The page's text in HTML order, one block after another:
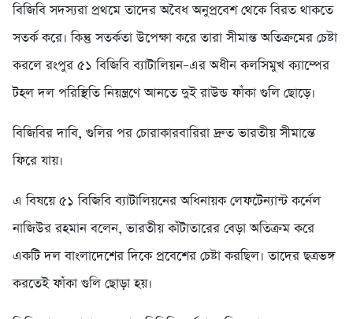
বিজিবি সদস্যরা প্রথমে তাদের অবৈধ অনুপ্রবেশ থেকে বিরত থাকতে
সতর্ক করে। কিন্তু সতর্কতা উপেক্ষা করে তারা সীমান্ত অতিক্রমের চেষ্টা
করলে রংপুর ৫১ বিজিবি ব্যাটালিয়ন–এর অধীন কলসিমুখ ক্যাম্পের
টহল দল পরিস্থিতি নিয়ন্ত্রণে আনতে দুই রাউন্ড ফাঁকা গুলি ছোড়ে।
বিজিবির দাবি, গুলির পর চোরাকারবারিরা দ্রুত ভারতীয় সীমান্তে
ফিরে যায়।
এ বিষয়ে ৫১ বিজিবি ব্যাটালিয়নের অধিনায়ক লেফটেন্যান্ট কর্নেল
নাজিউর রহমান বলেন, ভারতীয় কাঁটাতারের বেড়া অতিক্রম করে
একটি দল বাংলাদেশের দিকে প্রবেশের চেষ্টা করছিল। তাদের ছত্রভঙ্গ
করতেই ফাঁকা গুলি ছোড়া হয়।